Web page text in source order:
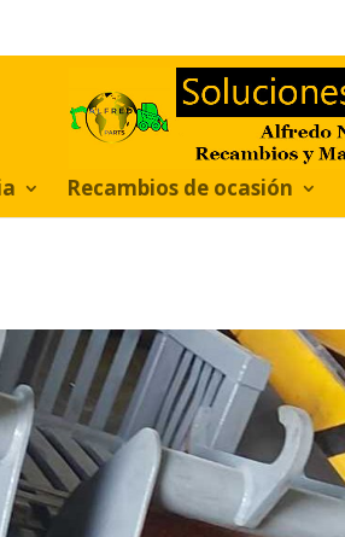
Recambios de ocasión